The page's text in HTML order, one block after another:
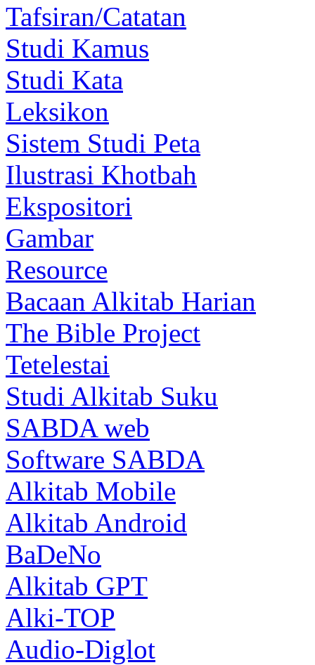
Tafsiran/Catatan
Studi Kamus
Studi Kata
Leksikon
Sistem Studi Peta
Ilustrasi Khotbah
Ekspositori
Gambar
Resource
Bacaan Alkitab Harian
The Bible Project
Tetelestai
Studi Alkitab Suku
SABDA web
Software SABDA
Alkitab Mobile
Alkitab Android
BaDeNo
Alkitab GPT
Alki-TOP
Audio-Diglot